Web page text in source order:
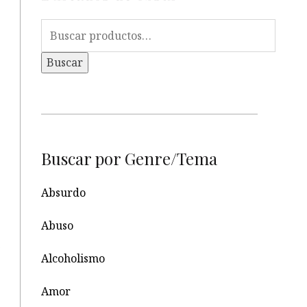
por:
Buscar
Buscar por Genre/Tema
Absurdo
Abuso
Alcoholismo
Amor